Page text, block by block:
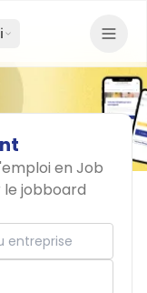
en Job
le jobboard